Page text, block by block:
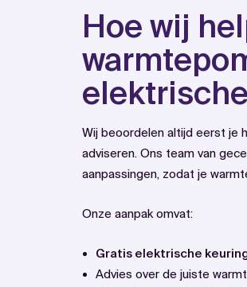
Hoe wij
Wij beoordelen altijd eerst je
adviseren. Ons team van
aanpassingen, zodat je
Onze aanpak omvat:
Gratis elektrische
Advies over de juiste